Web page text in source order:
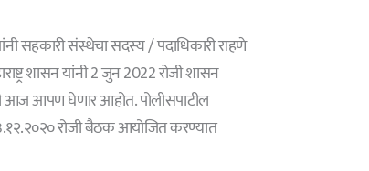
सहकारी संस्थेचा सदस्य / पदाधिकारी राहणे
शासन यांनी 2 जुन 2022 रोजी शासन
आज आपण घेणार आहोत. पोलीसपाटील
रोजी बैठक आयोजित करण्यात